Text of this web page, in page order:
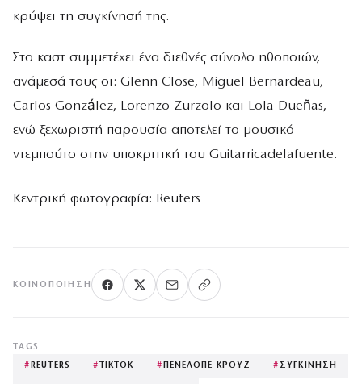
κρύψει τη συγκίνησή της.
Στο καστ συμμετέχει ένα διεθνές σύνολο ηθοποιών,
ανάμεσά τους οι: Glenn Close, Miguel Bernardeau,
Carlos González, Lorenzo Zurzolo και Lola Dueñas,
ενώ ξεχωριστή παρουσία αποτελεί το μουσικό
ντεμπούτο στην υποκριτική του Guitarricadelafuente.
Κεντρική φωτογραφία: Reuters
ΚΟΙΝΟΠΟΊΗΣΗ
TAGS
#REUTERS # TIKTOK #ΠΕΝΕΛΟΠΕ ΚΡΟΥΖ # ΣΥΓΚΙΝΗΣΗ